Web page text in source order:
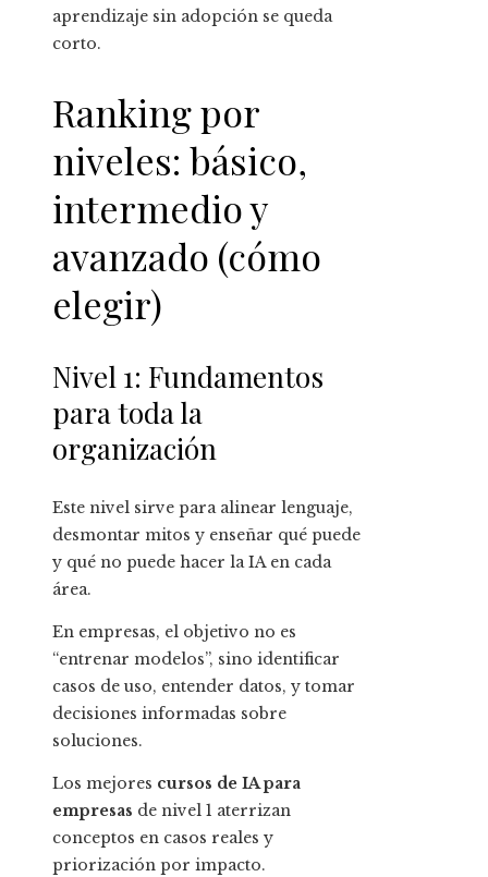
aprendizaje sin adopción se queda
corto.
Ranking por
niveles: básico,
intermedio y
avanzado (cómo
elegir)
Nivel 1: Fundamentos
para toda la
organización
Este nivel sirve para alinear lenguaje,
desmontar mitos y enseñar qué puede
y qué no puede hacer la IA en cada
área.
En empresas, el objetivo no es
“entrenar modelos”, sino identificar
casos de uso, entender datos, y tomar
decisiones informadas sobre
soluciones.
Los mejores cursos de IA para
empresas de nivel 1 aterrizan
conceptos en casos reales y
priorización por impacto.